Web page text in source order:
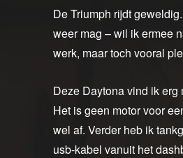
De Triumph rijdt
weer mag – wil ik ermee
werk, maar toch vooral
Deze Daytona vind ik erg
Het is geen motor voor
wel af. Verder heb ik
usb-kabel vanuit het